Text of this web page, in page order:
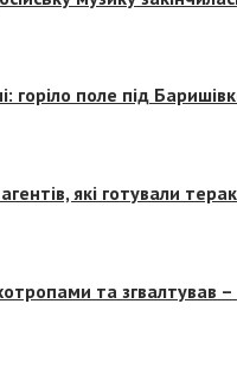
поле під
які готували
та згвалтував